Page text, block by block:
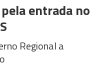
entrada no
Regional a